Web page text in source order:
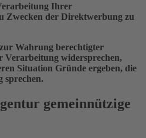
Ihrer
Zwecken der Direktwerbung zu
Wahrung berechtigter
Verarbeitung widersprechen,
Situation Gründe ergeben, die
sprechen.
gemeinnützige